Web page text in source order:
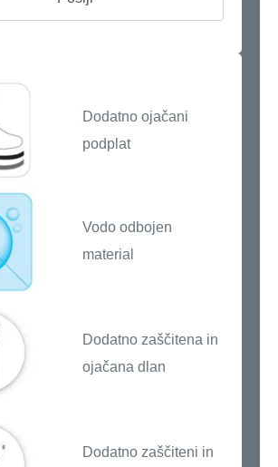
Dodatno ojačani
podplat
Vodo odbojen
material
Dodatno zaščitena in
ojačana dlan
Dodatno zaščiteni in